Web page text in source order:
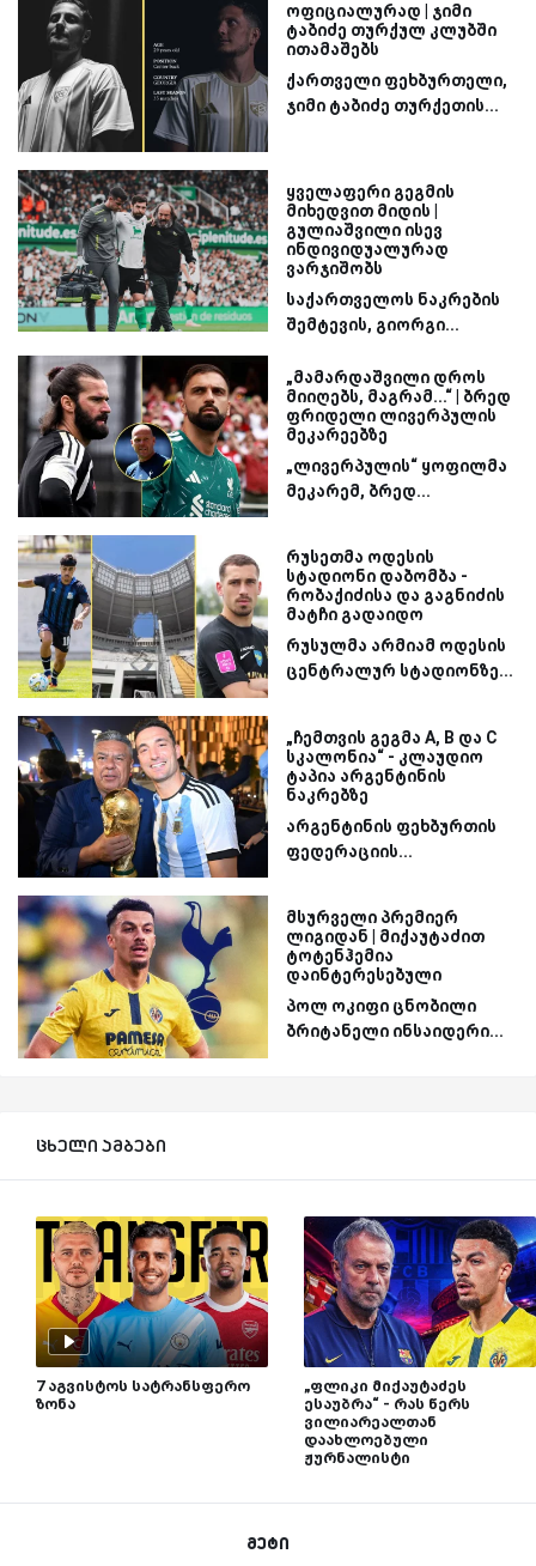
ოფიციალურად | ჯიმი
ტაბიძე თურქულ კლუბში
ითამაშებს
ქართველი ფეხბურთელი,
ჯიმი ტაბიძე თურქეთის...
ყველაფერი გეგმის
მიხედვით მიდის |
გულიაშვილი ისევ
ინდივიდუალურად
ვარჯიშობს
საქართველოს ნაკრების
შემტევის, გიორგი...
„მამარდაშვილი დროს
მიიღებს, მაგრამ...“ | ბრედ
ფრიდელი ლივერპულის
მეკარეებზე
„ლივერპულის“ ყოფილმა
მეკარემ, ბრედ...
რუსეთმა ოდესის
სტადიონი დაბომბა -
რობაქიძისა და გაგნიძის
მატჩი გადაიდო
რუსულმა არმიამ ოდესის
ცენტრალურ სტადიონზე...
„ჩემთვის გეგმა A, B და C
სკალონია“ - კლაუდიო
ტაპია არგენტინის
ნაკრებზე
არგენტინის ფეხბურთის
ფედერაციის...
მსურველი პრემიერ
ლიგიდან | მიქაუტაძით
ტოტენჰემია
დაინტერესებული
პოლ ოკიფი ცნობილი
ბრიტანელი ინსაიდერი...
ცხელი ამბები
7 აგვისტოს სატრანსფერო
ზონა
„ფლიკი მიქაუტაძეს
ესაუბრა“ - რას წერს
ვილიარეალთან
დაახლოებული
ჟურნალისტი
მეტი